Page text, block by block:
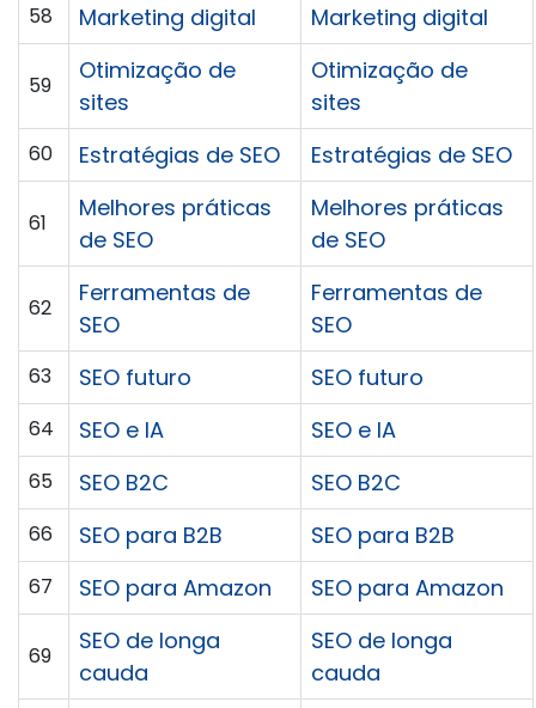
58 Marketing digital Marketing digital
59
Otimização de
sites
Otimização de
sites
60 Estratégias de SEO Estratégias de SEO
61
Melhores práticas
de SEO
Melhores práticas
de SEO
62
Ferramentas de
SEO
Ferramentas de
SEO
63 SEO futuro SEO futuro
64 SEO e IA SEO e IA
65 SEO B2C SEO B2C
66 SEO para B2B SEO para B2B
67 SEO para Amazon SEO para Amazon
69
SEO de longa
cauda
SEO de longa
cauda